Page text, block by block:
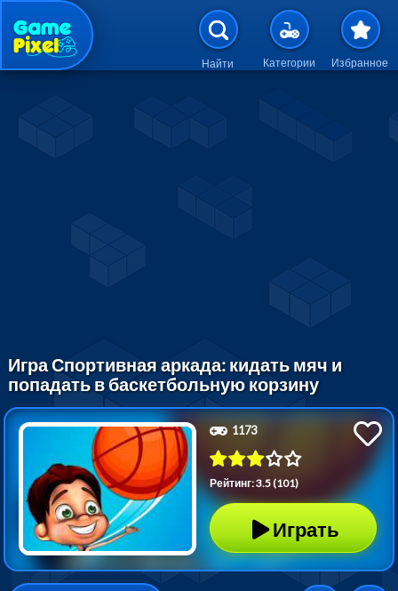
Перейти к основному
Найти Категории Избранное
Игра Спортивная аркада: кидать мяч и
попадать в баскетбольную корзину
1173
Рейтинг: 3.5 (101)
Играть